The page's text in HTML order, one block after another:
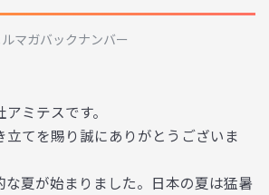
ルマガバックナンバー
ミテスです。
立てを賜り誠にありがとうございま
な夏が始まりました。日本の夏は猛暑